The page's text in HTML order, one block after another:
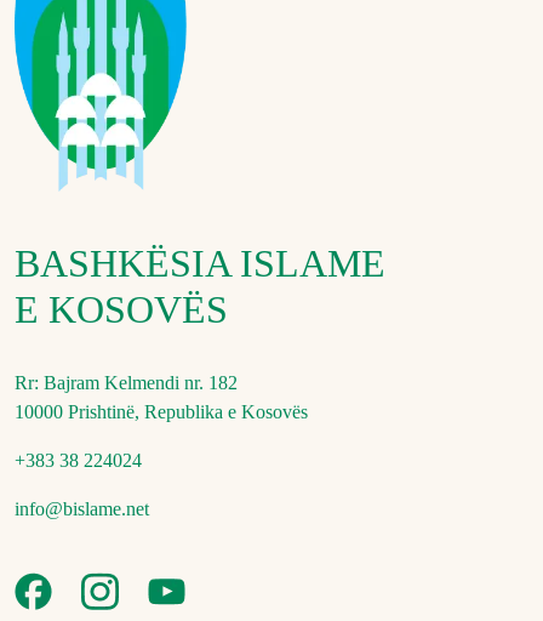
BASHKËSIA ISLAME
E KOSOVËS
Rr: Bajram Kelmendi nr. 182
10000 Prishtinë, Republika e Kosovës
+383 38 224024
info@bislame.net